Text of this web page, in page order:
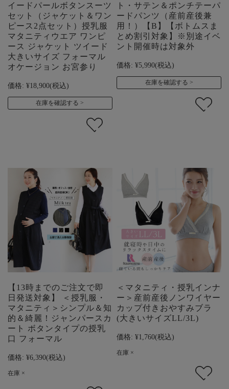
イードパールボタンスーツ
セット（ジャケット＆ワン
ピース2点セット）授乳服
マタニティウエア ワンピ
ース ジャケット ツイード
大きいサイズ フォーマル
オケージョン お宮参り
価格: ¥18,900(税込)
在庫を確認する
ト・サテン＆ポンチテーパ
ードパンツ（産前産後兼
用！）【B】【ボトムスま
とめ割引対象】※別途イベ
ント開催時は対象外
価格: ¥5,990(税込)
在庫を確認する
【13時までのご注文で即
日発送対象】 ＜授乳服・
マタニティ＞シンプル＆知
的＆綺麗！ジャンパースカ
ート ボタンタイプの授乳
口 フォーマル
価格: ¥6,390(税込)
在庫 ×
＜マタニティ・授乳インナ
ー＞産前産後ノンワイヤー
カップ付きおやすみブラ
(大きいサイズLL/3L)
価格: ¥1,760(税込)
在庫 ×